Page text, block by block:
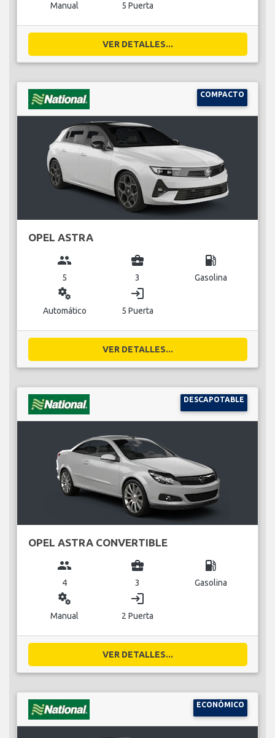
Manual 5 Puerta
VER DETALLES...
COMPACTO
OPEL ASTRA
group
5
business_center
3
local_gas_station
Gasolina
miscellaneous_services
Automático
login
5 Puerta
VER DETALLES...
DESCAPOTABLE
OPEL ASTRA CONVERTIBLE
group
4
business_center
3
local_gas_station
Gasolina
miscellaneous_services
Manual
login
2 Puerta
VER DETALLES...
ECONÓMICO